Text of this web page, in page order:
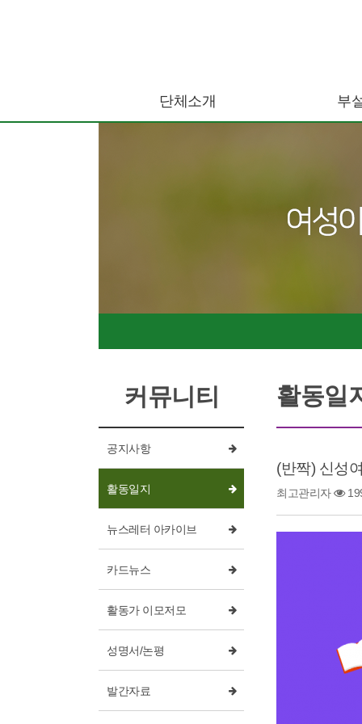
단체소개 부
커뮤니티
공지사항
활동일지
뉴스레터 아카이브
카드뉴스
활동가 이모저모
성명서/논평
발간자료
활동일
(반짝) 신성
최고관리자